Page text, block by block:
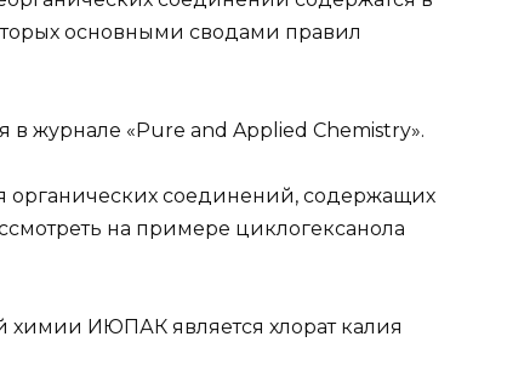
основными сводами правил
в журнале «Pure and Applied Chemistry».
соединений, содержащих
на примере циклогексанола
ИЮПАК является хлорат калия